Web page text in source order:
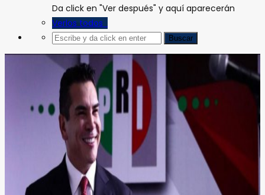
Da click en "Ver después" y aquí aparecerán
Verlos todos